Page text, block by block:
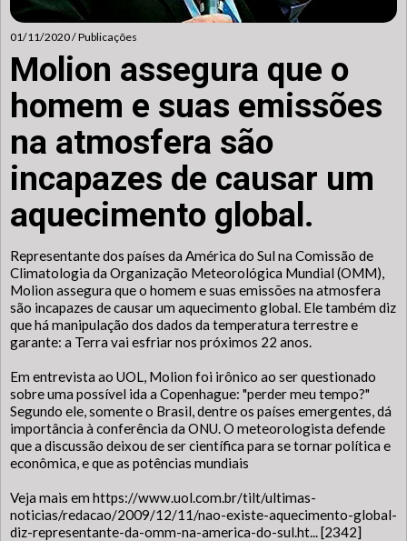
01/11/2020 / Publicações
Molion assegura que o
homem e suas emissões
na atmosfera são
incapazes de causar um
aquecimento global.
Representante dos países da América do Sul na Comissão de
Climatologia da Organização Meteorológica Mundial (OMM),
Molion assegura que o homem e suas emissões na atmosfera
são incapazes de causar um aquecimento global. Ele também diz
que há manipulação dos dados da temperatura terrestre e
garante: a Terra vai esfriar nos próximos 22 anos.
Em entrevista ao UOL, Molion foi irônico ao ser questionado
sobre uma possível ida a Copenhague: "perder meu tempo?"
Segundo ele, somente o Brasil, dentre os países emergentes, dá
importância à conferência da ONU. O meteorologista defende
que a discussão deixou de ser científica para se tornar política e
econômica, e que as potências mundiais
Veja mais em https://www.uol.com.br/tilt/ultimas-
noticias/redacao/2009/12/11/nao-existe-aquecimento-global-
diz-representante-da-omm-na-america-do-sul.ht... [2342]